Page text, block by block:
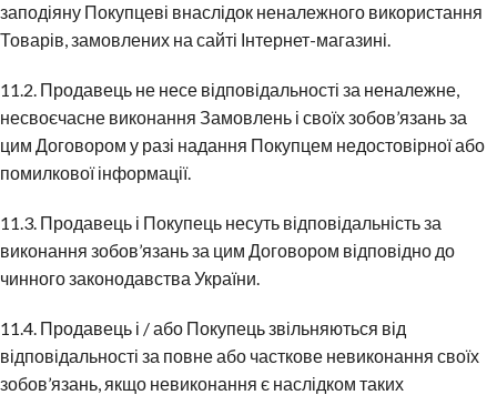
заподіяну Покупцеві внаслідок неналежного використання
Товарів, замовлених на сайті Інтернет-магазині.
11.2. Продавець не несе відповідальності за неналежне,
несвоєчасне виконання Замовлень і своїх зобов’язань за
цим Договором у разі надання Покупцем недостовірної або
помилкової інформації.
11.3. Продавець і Покупець несуть відповідальність за
виконання зобов’язань за цим Договором відповідно до
чинного законодавства України.
11.4. Продавець і / або Покупець звільняються від
відповідальності за повне або часткове невиконання своїх
зобов’язань, якщо невиконання є наслідком таких